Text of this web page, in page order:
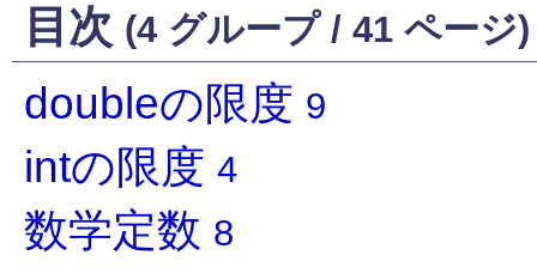
目次 (4 グループ / 41 ページ)
doubleの限度 9
intの限度 4
数学定数 8